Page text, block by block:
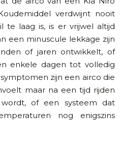
verdwijnt nooit
te laag is, is er vrijwel altijd
een minuscule lekkage zijn
of jaren ontwikkelt, of
enkele dagen tot volledig
zijn een airco die
maar na een tijd rijden
of een systeem dat
nog enigszins